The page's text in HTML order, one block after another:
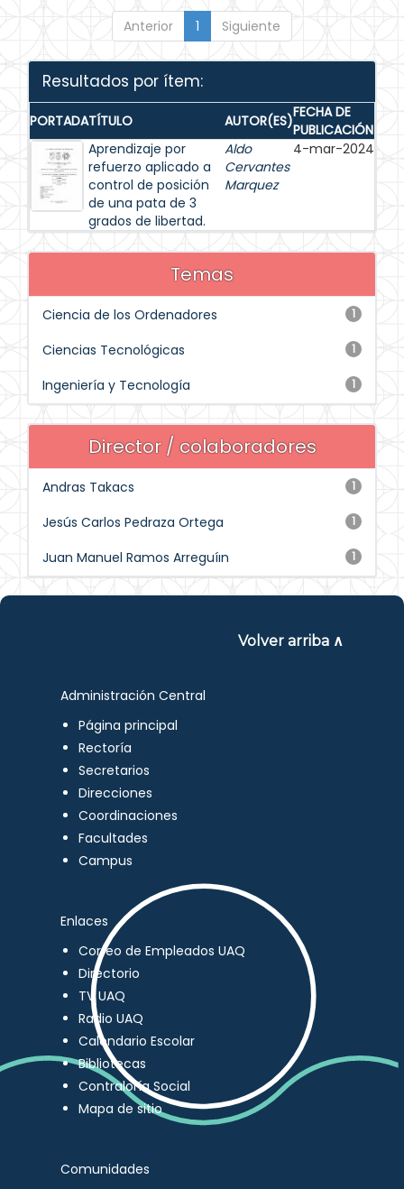
Anterior 1 Siguiente
Resultados por ítem:
PORTADATÍTULO AUTOR(ES)FECHA DE
PUBLICACIÓN
Aprendizaje por
refuerzo aplicado a
control de posición
de una pata de 3
grados de libertad.
Aldo
Cervantes
Marquez
4-mar-2024
Temas
1
Ciencia de los Ordenadores
1
Ciencias Tecnológicas
1
Ingeniería y Tecnología
Director / colaboradores
1
Andras Takacs
1
Jesús Carlos Pedraza Ortega
1
Juan Manuel Ramos Arreguíın
Volver arriba ∧
Administración Central
Página principal
Rectoría
Secretarios
Direcciones
Coordinaciones
Facultades
Campus
Enlaces
Correo de Empleados UAQ
Directorio
TV UAQ
Radio UAQ
Calendario Escolar
Bibliotecas
Contraloría Social
Mapa de sitio
Comunidades